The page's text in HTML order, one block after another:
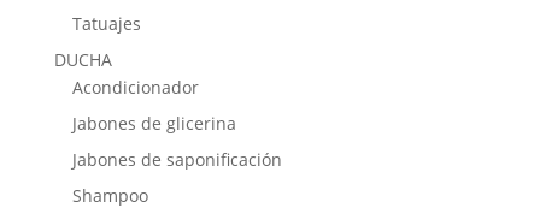
Tatuajes
DUCHA
Acondicionador
Jabones de glicerina
Jabones de saponificación
Shampoo